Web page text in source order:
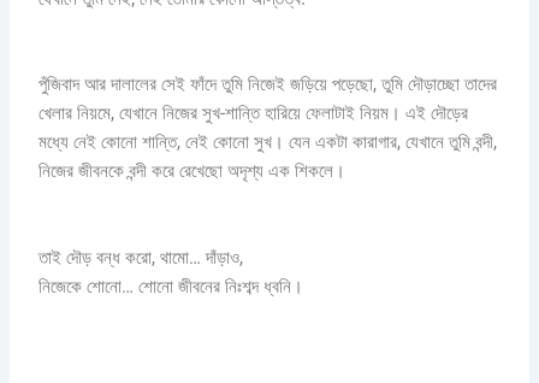
পুঁজিবাদ আর দালালের সেই ফাঁদে তুমি নিজেই জড়িয়ে পড়েছো, তুমি দৌড়াচ্ছো তাদের
খেলার নিয়মে, যেখানে নিজের সুখ-শান্তি হারিয়ে ফেলাটাই নিয়ম। এই দৌড়ের
মধ্যে নেই কোনো শান্তি, নেই কোনো সুখ। যেন একটা কারাগার, যেখানে তুমি বন্দী,
নিজের জীবনকে বন্দী করে রেখেছো অদৃশ্য এক শিকলে।
তাই দৌড় বন্ধ করো, থামো… দাঁড়াও,
নিজেকে শোনো… শোনো জীবনের নিঃশব্দ ধ্বনি।